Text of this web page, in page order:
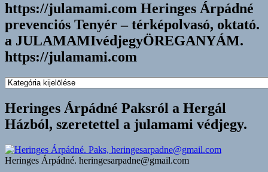
https://julamami.com Heringes Árpádné
prevenciós Tenyér – térképolvasó, oktató.
a JULAMAMIvédjegyÖREGANYÁM.
https://julamami.com
https://julamami.com
Árpádné
prevenciós
Tenyér
térképolvasó,
oktató.
Heringes Árpádné Paksról a Hergál
Házból, szeretettel a julamami védjegy.
Heringes Árpádné. heringesarpadne@gmail.com